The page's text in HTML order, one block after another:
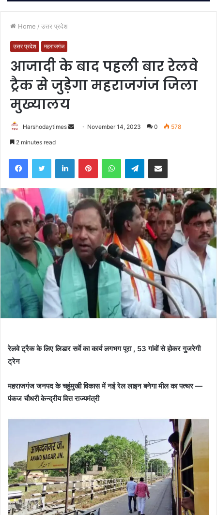
Home / उत्तर प्रदेश
उत्तर प्रदेश महराजगंज
आजादी के बाद पहली बार रेलवे
ट्रैक से जुड़ेगा महराजगंज जिला
मुख्यालय
Harshodaytimes
Send November 14, 2023 0 578
2 minutes read
FacebookTwitter LinkedInPinterestWhatsAppTelegramShare via Email
रेलवे ट्रैक के लिए लिडार सर्वे का कार्य लगभग पूरा , 53 गांवों से होकर गुजरेगी
ट्रेन
महराजगंज जनपद के चहुंमुखी विकास में नई रेल लाइन बनेगा मील का पत्थर —
पंकज चौधरी केन्द्रीय वित्त राज्यमंत्री